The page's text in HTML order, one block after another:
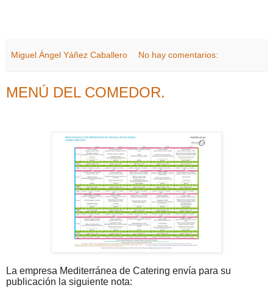
Miguel Ángel Yáñez Caballero No hay comentarios:
MENÚ DEL COMEDOR.
La empresa Mediterránea de Catering envía para su
publicación la siguiente nota: